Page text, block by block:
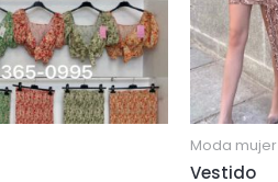
Moda mujer
Vestido